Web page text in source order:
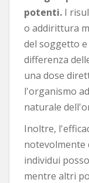
potenti. I
o addirittura
del soggetto
differenza
una dose
l'organismo
naturale
Inoltre,
notevolmente
individui
mentre altri